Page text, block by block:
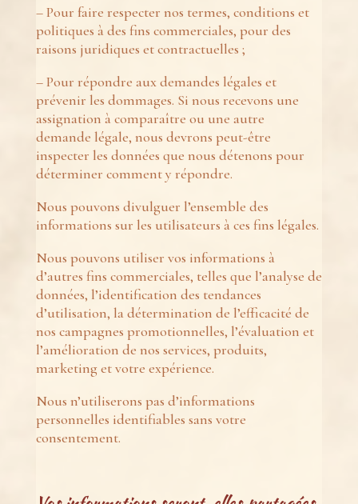
– Pour faire respecter nos termes, conditions et
politiques à des fins commerciales, pour des
raisons juridiques et contractuelles ;
– Pour répondre aux demandes légales et
prévenir les dommages. Si nous recevons une
assignation à comparaître ou une autre
demande légale, nous devrons peut-être
inspecter les données que nous détenons pour
déterminer comment y répondre.
Nous pouvons divulguer l’ensemble des
informations sur les utilisateurs à ces fins légales.
Nous pouvons utiliser vos informations à
d’autres fins commerciales, telles que l’analyse de
données, l’identification des tendances
d’utilisation, la détermination de l’efficacité de
nos campagnes promotionnelles, l’évaluation et
l’amélioration de nos services, produits,
marketing et votre expérience.
Nous n’utiliserons pas d’informations
personnelles identifiables sans votre
consentement.